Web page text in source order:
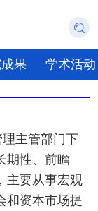
果 学术活动
主管部门下
期性、前瞻
主要从事宏观
和资本市场提